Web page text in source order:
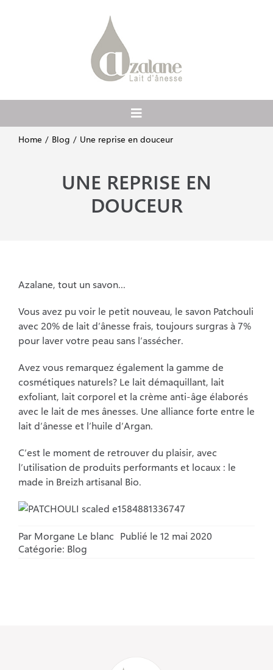
Toggle
Navigation
Accueil
A propos
Espace pro
Blog
Contact
Home Blog Une reprise en douceur
UNE REPRISE EN
DOUCEUR
Azalane, tout un savon…
Vous avez pu voir le petit nouveau, le savon Patchouli
avec 20% de lait d’ânesse frais, toujours surgras à 7%
pour laver votre peau sans l’assécher.
Avez vous remarquez également la gamme de
cosmétiques naturels? Le lait démaquillant, lait
exfoliant, lait corporel et la crème anti-âge élaborés
avec le lait de mes ânesses. Une alliance forte entre le
lait d’ânesse et l’huile d’Argan.
C’est le moment de retrouver du plaisir, avec
l’utilisation de produits performants et locaux : le
made in Breizh artisanal Bio.
Par Morgane Le blanc Publié le 12 mai 2020
Catégorie: Blog